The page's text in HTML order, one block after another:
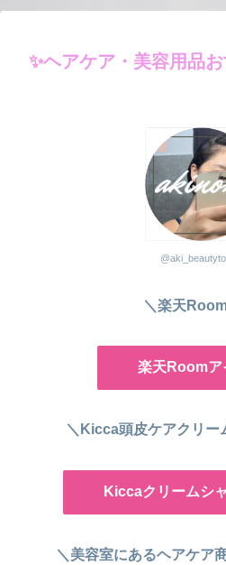
✨ヘアケア・美容用品
＼楽天
楽天Roomア
＼Kicca頭皮ケアクリー
Kiccaクリームシ
＼美容室にあるヘアケア